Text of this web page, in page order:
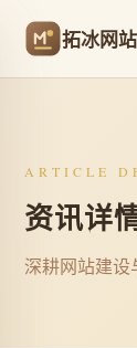
拓冰网
ARTICLE
资讯详
深耕网站建设